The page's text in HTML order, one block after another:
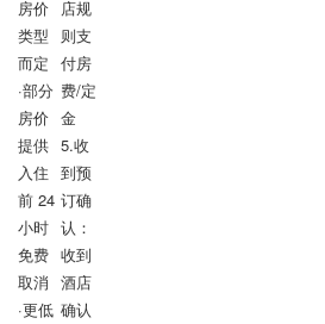
房价
类型
而定
·部分
房价
提供
入住
前 24
小时
免费
取消
·更低
店规
则支
付房
费/定
金
5.收
到预
订确
认：
收到
酒店
确认